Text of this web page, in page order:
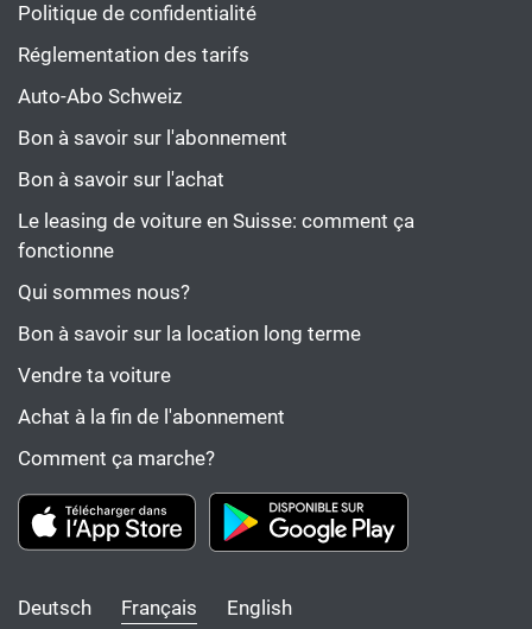
Politique de confidentialité
Réglementation des tarifs
Auto-Abo Schweiz
Bon à savoir sur l'abonnement
Bon à savoir sur l'achat
Le leasing de voiture en Suisse: comment ça
fonctionne
Qui sommes nous?
Bon à savoir sur la location long terme
Vendre ta voiture
Achat à la fin de l'abonnement
Comment ça marche?
Deutsch Français English